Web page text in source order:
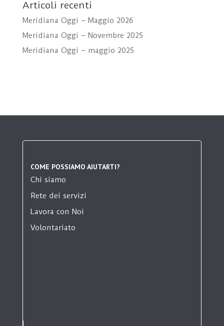
Articoli recenti
Meridiana Oggi – Maggio 2026
Meridiana Oggi – Novembre 2025
Meridiana Oggi – maggio 2025
COME POSSIAMO AIUTARTI?
Chi siamo
Rete dei servizi
Lavora con Noi
Volontariato